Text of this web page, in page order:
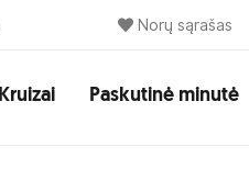
Norų sąrašas
Kruizai Paskutinė minutė